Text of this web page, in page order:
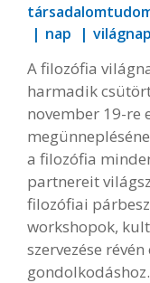
nap
világnap
A filozófia
harmadik
november 19-re
a filozófia
partnereit
filozófiai
workshopok,
szervezése
gondolkodáshoz.